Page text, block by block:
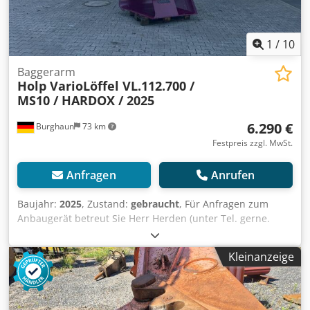
1 / 10
Burghaun 73 km
Baggerarm
Holp VarioLöffel VL.112.700 /
MS10 / HARDOX / 2025
6.290 €
Festpreis zzgl. MwSt.
Anfragen Anrufen
Baujahr: 2025, Zustand: gebraucht, Für Anfragen zum
Anbaugerät betreut Sie Herr Herden (unter Tel. gerne.
Holp VarioLöffel VL.112.700 / MS10 / HARDOX /
Verschleißbleche / Baujahr: 2025 / NEU / lagernd & sofort
verfügbar Preis: 6.290,00 € netto / 7.485,10 € brutto -
Bagger von - bis: 14 to – 25 to - Eigengewicht ca.: 570 kg -
Inhalt SAE: 700 Liter - Böschungswinkel: 54 ° - Radius
Grabensohle: 150 mm - Inkl. Verschleißblechen - Der Löffel
Kleinanzeige